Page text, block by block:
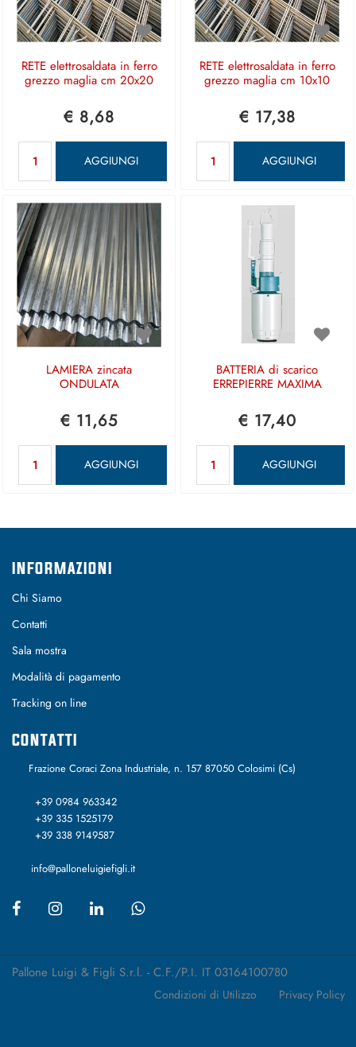
RETE elettrosaldata in ferro
grezzo maglia cm 20x20
€ 8,68
AGGIUNGI
RETE elettrosaldata in ferro
grezzo maglia cm 10x10
€ 17,38
AGGIUNGI
LAMIERA zincata
ONDULATA
€ 11,65
AGGIUNGI
BATTERIA di scarico
ERREPIERRE MAXIMA
€ 17,40
AGGIUNGI
INFORMAZIONI
Chi Siamo
Contatti
Sala mostra
Modalità di pagamento
Tracking on line
CONTATTI
Frazione Coraci Zona Industriale, n. 157 87050 Colosimi (Cs)
+39 0984 963342
+39 335 1525179
+39 338 9149587
info@palloneluigiefigli.it
Pallone Luigi & Figli S.r.l. - C.F./P.I. IT 03164100780
Condizioni di Utilizzo Privacy Policy